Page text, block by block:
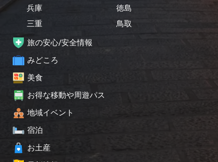
兵庫
三重
徳島
鳥取
旅の安心/安全情報
みどころ
美食
お得な移動や周遊パス
地域イベント
宿泊
お土産